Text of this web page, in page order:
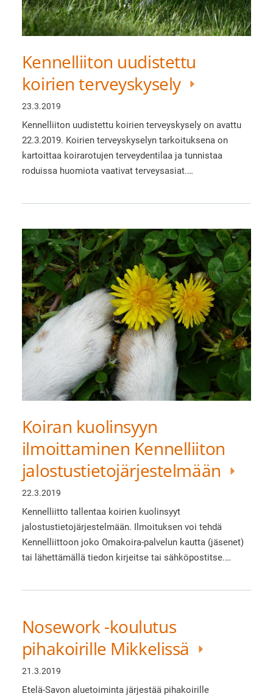
Kennelliiton uudistettu
koirien terveyskysely
23.3.2019
Kennelliiton uudistettu koirien terveyskysely on avattu
22.3.2019. Koirien terveyskyselyn tarkoituksena on
kartoittaa koirarotujen terveydentilaa ja tunnistaa
roduissa huomiota vaativat terveysasiat.…
Koiran kuolinsyyn
ilmoittaminen Kennelliiton
jalostustietojärjestelmään
22.3.2019
Kennelliitto tallentaa koirien kuolinsyyt
jalostustietojärjestelmään. Ilmoituksen voi tehdä
Kennelliittoon joko Omakoira-palvelun kautta (jäsenet)
tai lähettämällä tiedon kirjeitse tai sähköpostitse.…
Nosework -koulutus
pihakoirille Mikkelissä
21.3.2019
Etelä-Savon aluetoiminta järjestää pihakoirille